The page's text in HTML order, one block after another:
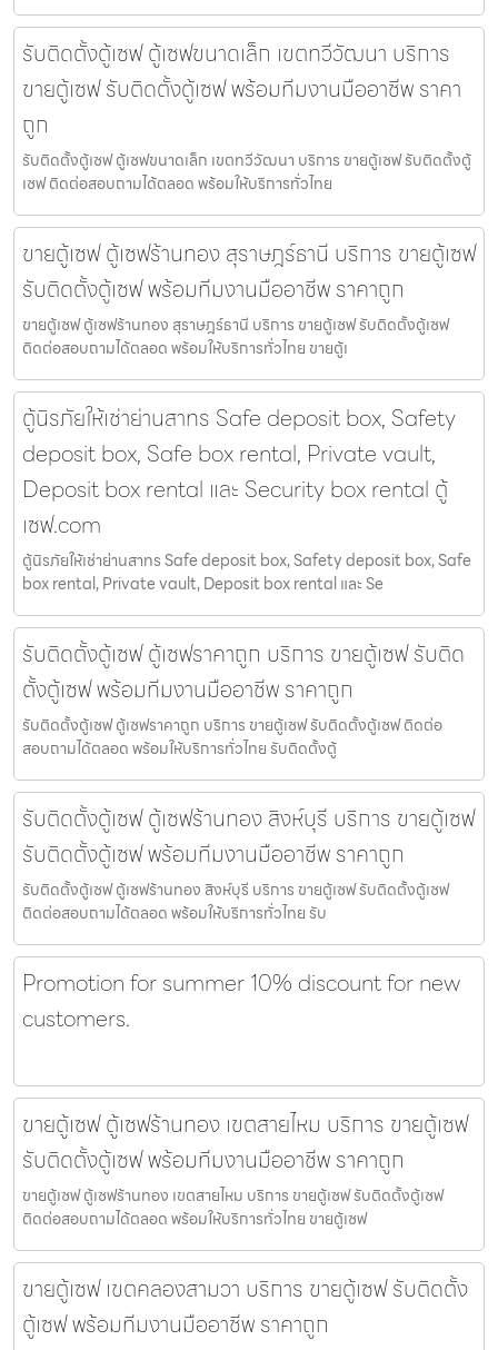
รับติดตั้งตู้เซฟ ตู้เซฟขนาดเล็ก เขตทวีวัฒนา บริการ
ขายตู้เซฟ รับติดตั้งตู้เซฟ พร้อมทีมงานมืออาชีพ ราคา
ถูก
รับติดตั้งตู้เซฟ ตู้เซฟขนาดเล็ก เขตทวีวัฒนา บริการ ขายตู้เซฟ รับติดตั้งตู้
เซฟ ติดต่อสอบถามได้ตลอด พร้อมให้บริการทั่วไทย
ขายตู้เซฟ ตู้เซฟร้านทอง สุราษฎร์ธานี บริการ ขายตู้เซฟ
รับติดตั้งตู้เซฟ พร้อมทีมงานมืออาชีพ ราคาถูก
ขายตู้เซฟ ตู้เซฟร้านทอง สุราษฎร์ธานี บริการ ขายตู้เซฟ รับติดตั้งตู้เซฟ
ติดต่อสอบถามได้ตลอด พร้อมให้บริการทั่วไทย ขายตู้เ
ตู้นิรภัยให้เช่าย่านสาทร Safe deposit box, Safety
deposit box, Safe box rental, Private vault,
Deposit box rental และ Security box rental ตู้
เซฟ.com
ตู้นิรภัยให้เช่าย่านสาทร Safe deposit box, Safety deposit box, Safe
box rental, Private vault, Deposit box rental และ Se
รับติดตั้งตู้เซฟ ตู้เซฟราคาถูก บริการ ขายตู้เซฟ รับติด
ตั้งตู้เซฟ พร้อมทีมงานมืออาชีพ ราคาถูก
รับติดตั้งตู้เซฟ ตู้เซฟราคาถูก บริการ ขายตู้เซฟ รับติดตั้งตู้เซฟ ติดต่อ
สอบถามได้ตลอด พร้อมให้บริการทั่วไทย รับติดตั้งตู้
รับติดตั้งตู้เซฟ ตู้เซฟร้านทอง สิงห์บุรี บริการ ขายตู้เซฟ
รับติดตั้งตู้เซฟ พร้อมทีมงานมืออาชีพ ราคาถูก
รับติดตั้งตู้เซฟ ตู้เซฟร้านทอง สิงห์บุรี บริการ ขายตู้เซฟ รับติดตั้งตู้เซฟ
ติดต่อสอบถามได้ตลอด พร้อมให้บริการทั่วไทย รับ
Promotion for summer 10% discount for new
customers.
ขายตู้เซฟ ตู้เซฟร้านทอง เขตสายไหม บริการ ขายตู้เซฟ
รับติดตั้งตู้เซฟ พร้อมทีมงานมืออาชีพ ราคาถูก
ขายตู้เซฟ ตู้เซฟร้านทอง เขตสายไหม บริการ ขายตู้เซฟ รับติดตั้งตู้เซฟ
ติดต่อสอบถามได้ตลอด พร้อมให้บริการทั่วไทย ขายตู้เซฟ
ขายตู้เซฟ เขตคลองสามวา บริการ ขายตู้เซฟ รับติดตั้ง
ตู้เซฟ พร้อมทีมงานมืออาชีพ ราคาถูก